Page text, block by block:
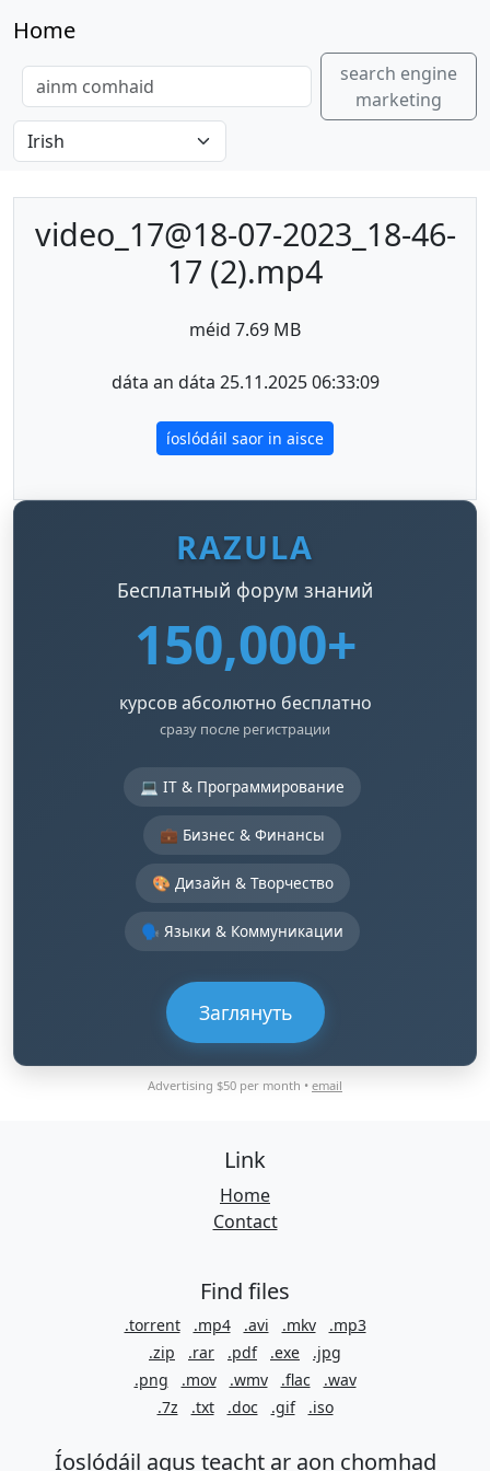
Home
search engine
marketing
video_17@18-07-2023_18-46-
17 (2).mp4
méid 7.69 MB
dáta an dáta 25.11.2025 06:33:09
íoslódáil saor in aisce
RAZULA
Бесплатный форум знаний
150,000+
курсов абсолютно бесплатно
сразу после регистрации
💻 IT & Программирование
💼 Бизнес & Финансы
🎨 Дизайн & Творчество
🗣️ Языки & Коммуникации
Заглянуть
Advertising $50 per month • email
Link
Home
Contact
Find files
.torrent .mp4 .avi .mkv
.mp3
.zip
.rar .pdf .exe
.jpg
.png
.mov .wmv .flac
.wav
.7z
.txt .doc .gif .iso
Íoslódáil agus teacht ar aon chomhad